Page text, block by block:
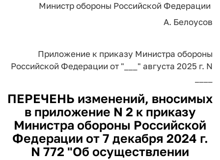
Министр обороны Российской Федерации
А. Белоусов
Приложение к приказу Министра обороны
Российской Федерации от "___" августа 2025 г. N
ПЕРЕЧЕНЬ изменений, вносимых
в приложение N 2 к приказу
Министра обороны Российской
Федерации от 7 декабря 2024 г.
N 772 "Об осуществлении